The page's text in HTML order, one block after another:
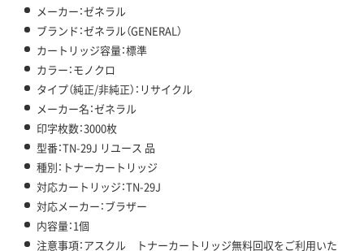
メーカー：ゼネラル
ブランド：ゼネラル（GENERAL）
カートリッジ容量：標準
カラー：モノクロ
タイプ（純正/非純正）：リサイクル
メーカー名：ゼネラル
印字枚数：3000枚
型番：TN-29J リユース 品
種別：トナーカートリッジ
対応カートリッジ：TN-29J
対応メーカー：ブラザー
内容量：1個
注意事項：アスクル トナーカートリッジ無料回収をご利用いた